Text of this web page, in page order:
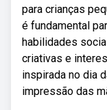
para crianças
é fundamental
habilidades
criativas e
inspirada no dia
impressão das